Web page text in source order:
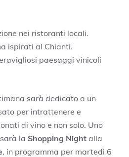
nei ristoranti locali.
ispirati al Chianti.
paesaggi vinicoli
sarà dedicato a un
per intrattenere e
di vino e non solo. Uno
la Shopping Night alla
, in programma per martedì 6